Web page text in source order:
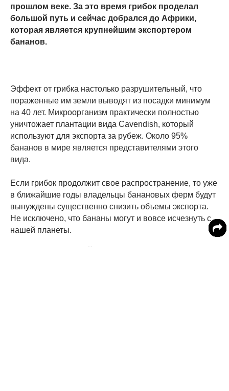
прошлом веке. За это время грибок проделал
большой путь и сейчас добрался до Африки,
которая является крупнейшим экспортером
бананов.
Эффект от грибка настолько разрушительный, что
пораженные им земли выводят из посадки минимум
на 40 лет. Микроорганизм практически полностью
уничтожает плантации вида Cavendish, который
используют для экспорта за рубеж. Около 95%
бананов в мире является представителями этого
вида.
Если грибок продолжит свое распространение, то уже
в ближайшие годы владельцы банановых ферм будут
вынуждены существенно снизить объемы экспорта.
Не исключено, что бананы могут и вовсе исчезнуть с
нашей планеты.